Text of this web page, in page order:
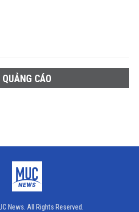
QUẢNG CÁO
News. All Rights Reserved.